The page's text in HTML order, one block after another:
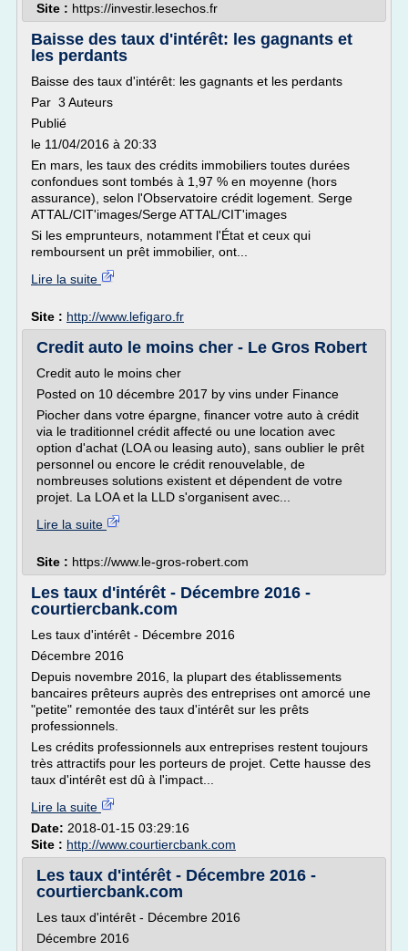
Site : https://investir.lesechos.fr
Baisse des taux d'intérêt: les gagnants et
les perdants
Baisse des taux d'intérêt: les gagnants et les perdants
Par 3 Auteurs
Publié
le 11/04/2016 à 20:33
En mars, les taux des crédits immobiliers toutes durées
confondues sont tombés à 1,97 % en moyenne (hors
assurance), selon l'Observatoire crédit logement. Serge
ATTAL/CIT'images/Serge ATTAL/CIT'images
Si les emprunteurs, notamment l'État et ceux qui
remboursent un prêt immobilier, ont...
Lire la suite
Site : http://www.lefigaro.fr
Credit auto le moins cher - Le Gros Robert
Credit auto le moins cher
Posted on 10 décembre 2017 by vins under Finance
Piocher dans votre épargne, financer votre auto à crédit
via le traditionnel crédit affecté ou une location avec
option d'achat (LOA ou leasing auto), sans oublier le prêt
personnel ou encore le crédit renouvelable, de
nombreuses solutions existent et dépendent de votre
projet. La LOA et la LLD s'organisent avec...
Lire la suite
Site : https://www.le-gros-robert.com
Les taux d'intérêt - Décembre 2016 -
courtiercbank.com
Les taux d'intérêt - Décembre 2016
Décembre 2016
Depuis novembre 2016, la plupart des établissements
bancaires prêteurs auprès des entreprises ont amorcé une
"petite" remontée des taux d'intérêt sur les prêts
professionnels.
Les crédits professionnels aux entreprises restent toujours
très attractifs pour les porteurs de projet. Cette hausse des
taux d'intérêt est dû à l'impact...
Lire la suite
Date: 2018-01-15 03:29:16
Site : http://www.courtiercbank.com
Les taux d'intérêt - Décembre 2016 -
courtiercbank.com
Les taux d'intérêt - Décembre 2016
Décembre 2016